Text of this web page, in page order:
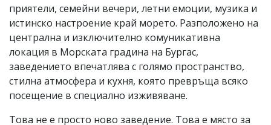
приятели, семейни вечери, летни емоции, музика и
истинско настроение край морето. Разположено на
централна и изключително комуникативна
локация в Морската градина на Бургас,
заведението впечатлява с голямо пространство,
стилна атмосфера и кухня, която превръща всяко
посещение в специално изживяване.
Това не е просто ново заведение. Това е място за